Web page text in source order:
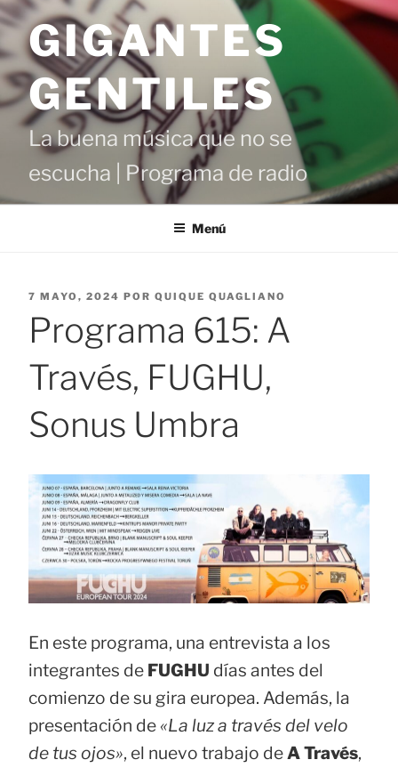
Saltar
contenido
GIGANTES
GENTILES
La buena música que no se
escucha | Programa de radio
Menú
PUBLICADO
7 MAYO, 2024 POR QUIQUE QUAGLIANO
Programa 615: A
Través, FUGHU,
Sonus Umbra
En este programa, una entrevista a los
integrantes de FUGHU días antes del
comienzo de su gira europea. Además, la
presentación de «La luz a través del velo
de tus ojos», el nuevo trabajo deA Través,